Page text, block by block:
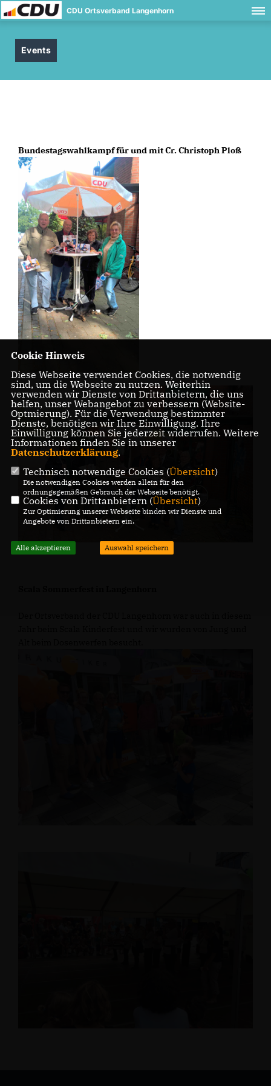
CDU Ortsverband Langenhorn
Events
Bundestagswahlkampf für und mit Cr. Christoph Ploß
Cookie Hinweis
Diese Webseite verwendet Cookies, die notwendig
sind, um die Webseite zu nutzen. Weiterhin
verwenden wir Dienste von Drittanbietern, die uns
helfen, unser Webangebot zu verbessern (Website-
Optmierung). Für die Verwendung bestimmter
Dienste, benötigen wir Ihre Einwilligung. Ihre
Einwilligung können Sie jederzeit widerrufen. Weitere
Informationen finden Sie in unserer
Datenschutzerklärung.
Technisch notwendige Cookies (Übersicht)
Die notwendigen Cookies werden allein für den
ordnungsgemäßen Gebrauch der Webseite benötigt.
Cookies von Drittanbietern (Übersicht)
Zur Optimierung unserer Webseite binden wir Dienste und
Angebote von Drittanbietern ein.
Alle akzeptieren Auswahl speichern